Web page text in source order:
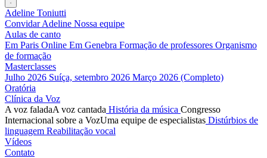
Adeline Toniutti
Convidar Adeline Nossa equipe
Aulas de canto
Em Paris Online Em Genebra Formação de professores Organismo
de formação
Masterclasses
Julho 2026 Suíça, setembro 2026 Março 2026 (Completo)
Oratória
Clínica da Voz
A voz faladaA voz cantada História da música Congresso
Internacional sobre a VozUma equipe de especialistas Distúrbios de
linguagem Reabilitação vocal
Vídeos
Contato